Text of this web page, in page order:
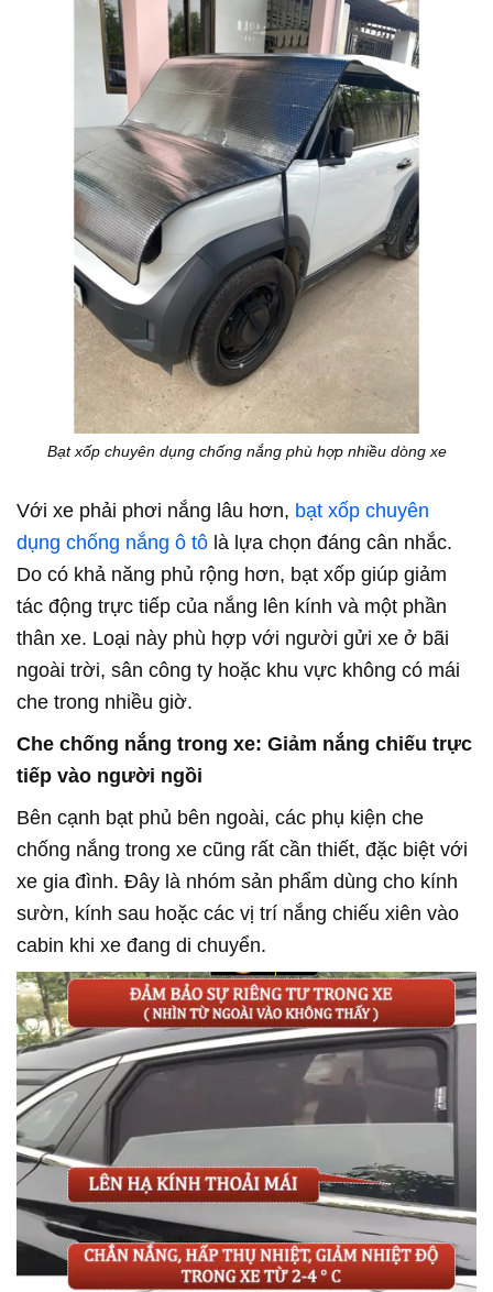
Bạt xốp chuyên dụng chống nắng phù hợp nhiều dòng xe
Với xe phải phơi nắng lâu hơn, bạt xốp chuyên
dụng chống nắng ô tô là lựa chọn đáng cân nhắc.
Do có khả năng phủ rộng hơn, bạt xốp giúp giảm
tác động trực tiếp của nắng lên kính và một phần
thân xe. Loại này phù hợp với người gửi xe ở bãi
ngoài trời, sân công ty hoặc khu vực không có mái
che trong nhiều giờ.
Che chống nắng trong xe: Giảm nắng chiếu trực
tiếp vào người ngồi
Bên cạnh bạt phủ bên ngoài, các phụ kiện che
chống nắng trong xe cũng rất cần thiết, đặc biệt với
xe gia đình. Đây là nhóm sản phẩm dùng cho kính
sườn, kính sau hoặc các vị trí nắng chiếu xiên vào
cabin khi xe đang di chuyển.